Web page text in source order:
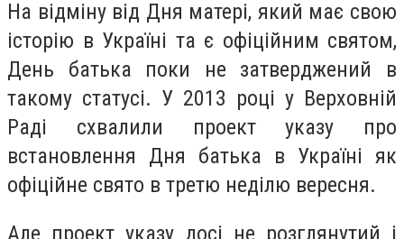
На відміну від Дня матері, який має свою
історію в Україні та є офіційним святом,
День батька поки не затверджений в
такому статусі. У 2013 році у Верховній
Раді схвалили проект указу про
встановлення Дня батька в Україні як
офіційне свято в третю неділю вересня.
Але проект указу досі не розглянутий і